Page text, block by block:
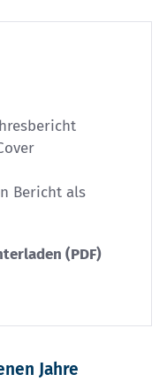
Bericht als
(PDF)
Jahre